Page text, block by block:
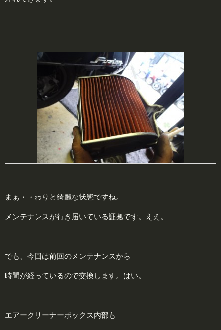
まぁ・・わりと綺麗な状態ですね。
メンテナンスが行き届いている証拠です。ええ。
でも、今回は前回のメンテナンスから
時間が経っているので交換します。はい。
エアークリーナーボックス内部も